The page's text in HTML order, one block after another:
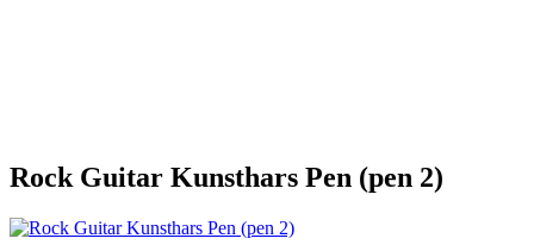
Rock Guitar Kunsthars Pen (pen 2)